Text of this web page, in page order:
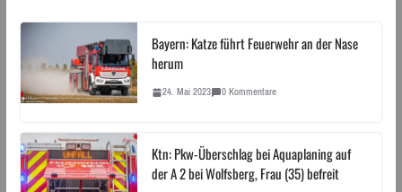
Bayern: Katze führt Feuerwehr an der Nase
herum
24. Mai 2023 0 Kommentare
Ktn: Pkw-Überschlag bei Aquaplaning auf
der A 2 bei Wolfsberg, Frau (35) befreit